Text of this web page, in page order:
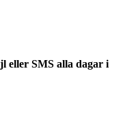
eller SMS alla dagar i